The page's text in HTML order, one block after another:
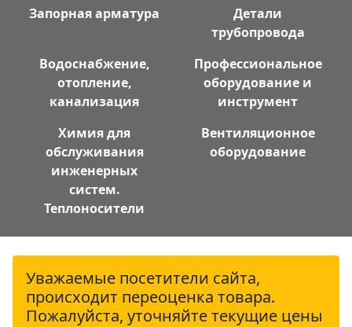
Запорная арматура
Детали
трубопровода
Водоснабжение,
отопление,
канализация
Профессиональное
оборудование и
инструмент
Химия для
обслуживания
инженерных
систем.
Теплоносители
Вентиляционное
оборудование
Уважаемые посетители сайта,
происходит переоценка товара.
Пожалуйста, уточняйте текущие цены